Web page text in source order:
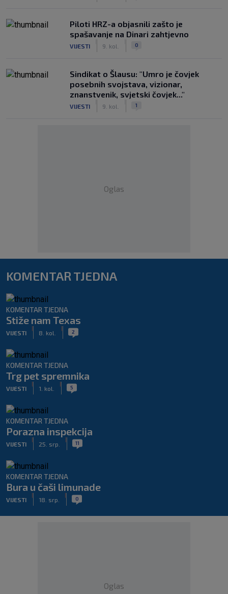
Piloti HRZ-a objasnili zašto je
spašavanje na Dinari zahtjevno
VIJESTI 9. kol. 0
Sindikat o Šlausu: "Umro je čovjek
posebnih svojstava, vizionar,
znanstvenik, svjetski čovjek..."
VIJESTI 9. kol. 1
Oglas
KOMENTAR TJEDNA
KOMENTAR TJEDNA
Stiže nam Texas
VIJESTI 8. kol. 2
KOMENTAR TJEDNA
Trg pet spremnika
VIJESTI 1. kol. 5
KOMENTAR TJEDNA
Porazna inspekcija
VIJESTI 25. srp. 11
KOMENTAR TJEDNA
Bura u čaši limunade
VIJESTI 18. srp. 0
Oglas